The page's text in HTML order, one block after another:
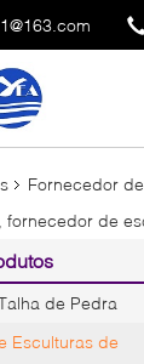
Fornecedor
fornecedor de
de Pedra
Esculturas de